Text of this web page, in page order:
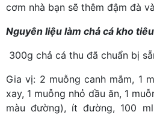
cơm nhà bạn sẽ thêm đậm đà
Nguyên liệu làm chả cá kho tiêu
300g chả cá thu đã chuẩn bị
Gia vị: 2 muỗng canh mắm, 1
xay, 1 muỗng nhỏ dầu ăn, 1
màu đường), ít đường, 100